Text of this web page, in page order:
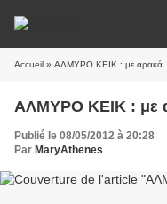
Accueil » ΑΛΜΥΡΟ ΚΕΙΚ : με αρακά
ΑΛΜΥΡΟ ΚΕΙΚ : με
Publié le 08/05/2012 à 20:28
Par MaryAthenes